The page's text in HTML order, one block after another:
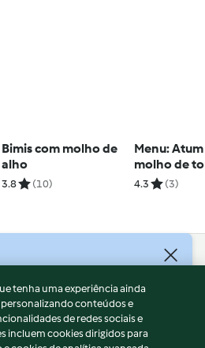
Bimis com molho de
alho
3.8 (10)
Menu:
molho de
com arroz e
4.3 (3)
tenha uma experiência ainda
conteúdos e
de redes sociais e
incluem cookies dirigidos para